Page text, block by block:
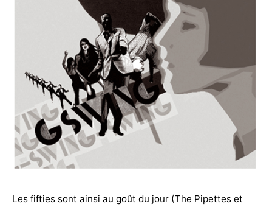
Les fifties sont ainsi au goût du jour (The Pipettes et